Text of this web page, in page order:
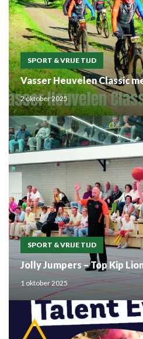
SPORT & VRIJE TIJD
2 oktober 2025
SPORT & VRIJE TIJD
Jolly Jumpers – Top Kip
1 oktober 2025